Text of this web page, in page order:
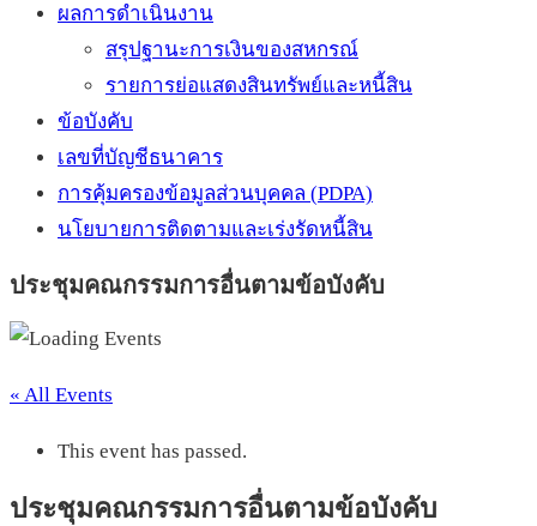
ผลการดำเนินงาน
สรุปฐานะการเงินของสหกรณ์
รายการย่อแสดงสินทรัพย์และหนี้สิน
ข้อบังคับ
เลขที่บัญชีธนาคาร
การคุ้มครองข้อมูลส่วนบุคคล (PDPA)
นโยบายการติดตามและเร่งรัดหนี้สิน
ประชุมคณกรรมการอื่นตามข้อบังคับ
« All Events
This event has passed.
ประชุมคณกรรมการอื่นตามข้อบังคับ